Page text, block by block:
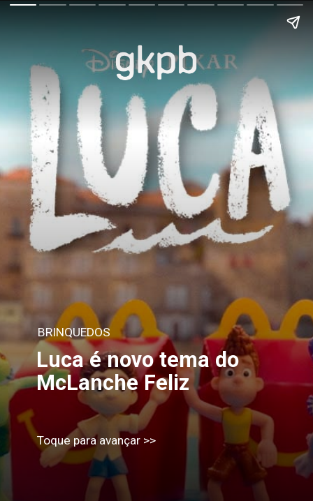
Luca é novo tema do
McLanche Feliz
BRINQUEDOS
Toque para avançar >>